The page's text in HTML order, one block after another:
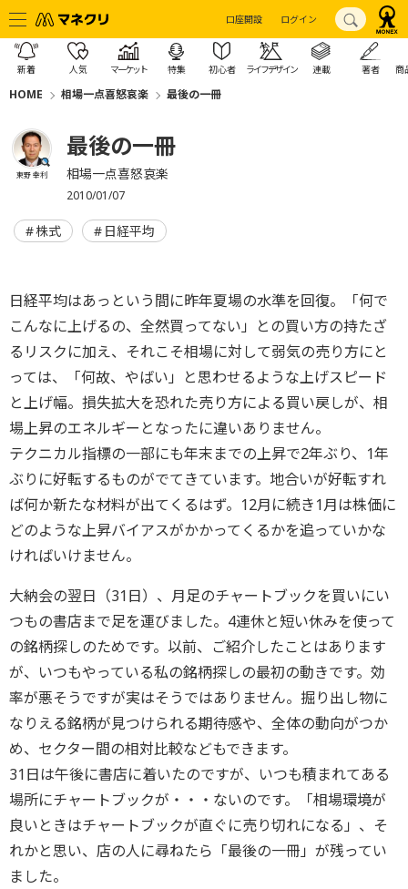
口座開設 ログイン
新着 人気 マーケット 特集 初心者 ライフデザイン 連載 著者 商
HOME 相場一点喜怒哀楽 最後の一冊
東野 幸利
最後の一冊
相場一点喜怒哀楽
2010/01/07
株式 日経平均
日経平均はあっという間に昨年夏場の水準を回復。「何で
こんなに上げるの、全然買ってない」との買い方の持たざ
るリスクに加え、それこそ相場に対して弱気の売り方にと
っては、「何故、やばい」と思わせるような上げスピード
と上げ幅。損失拡大を恐れた売り方による買い戻しが、相
場上昇のエネルギーとなったに違いありません。
テクニカル指標の一部にも年末までの上昇で2年ぶり、1年
ぶりに好転するものがでてきています。地合いが好転すれ
ば何か新たな材料が出てくるはず。12月に続き1月は株価に
どのような上昇バイアスがかかってくるかを追っていかな
ければいけません。
大納会の翌日（31日）、月足のチャートブックを買いにい
つもの書店まで足を運びました。4連休と短い休みを使って
の銘柄探しのためです。以前、ご紹介したことはあります
が、いつもやっている私の銘柄探しの最初の動きです。効
率が悪そうですが実はそうではありません。掘り出し物に
なりえる銘柄が見つけられる期待感や、全体の動向がつか
め、セクター間の相対比較などもできます。
31日は午後に書店に着いたのですが、いつも積まれてある
場所にチャートブックが・・・ないのです。「相場環境が
良いときはチャートブックが直ぐに売り切れになる」、そ
れかと思い、店の人に尋ねたら「最後の一冊」が残ってい
ました。